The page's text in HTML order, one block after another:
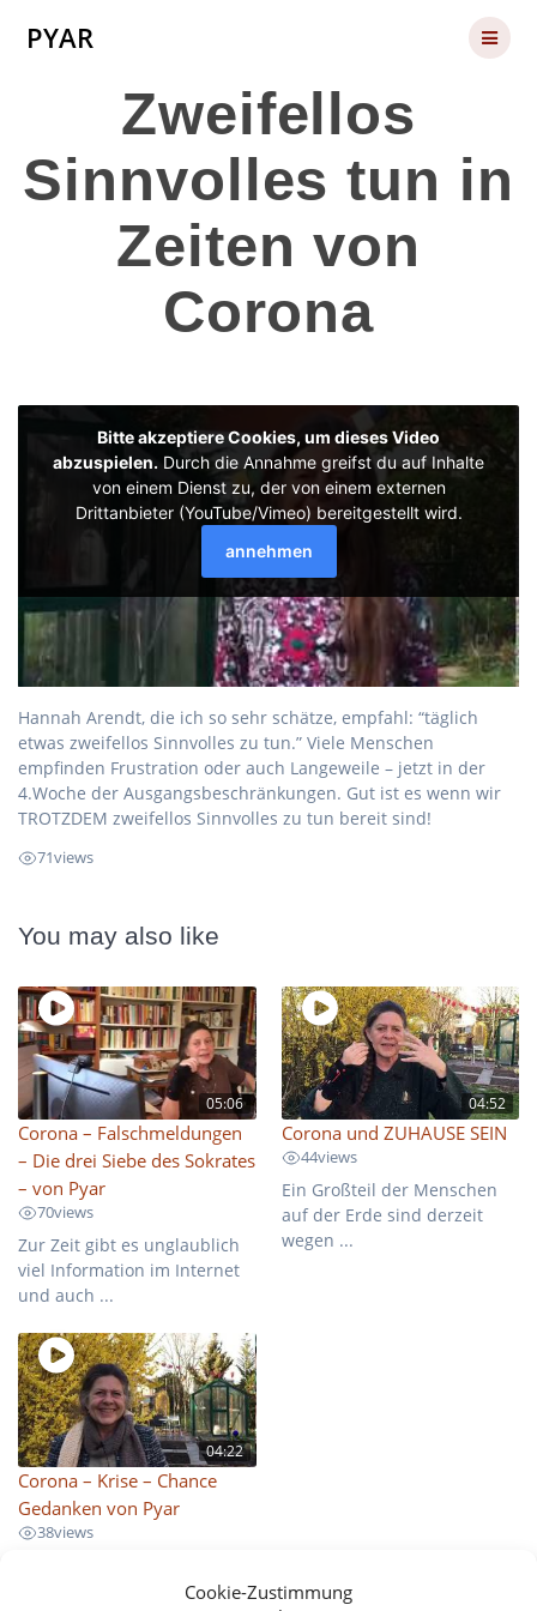
Cookie-Zustimmung
PYAR
Zweifellos
Sinnvolles tun in
Zeiten von
Corona
Hannah Arendt, die ich so sehr schätze, empfahl: “täglich
etwas zweifellos Sinnvolles zu tun.” Viele Menschen
empfinden Frustration oder auch Langeweile – jetzt in der
4.Woche der Ausgangsbeschränkungen. Gut ist es wenn wir
TROTZDEM zweifellos Sinnvolles zu tun bereit sind!
71views
You may also like
05:06
Corona – Falschmeldungen
– Die drei Siebe des Sokrates
– von Pyar
70views
Zur Zeit gibt es unglaublich
viel Information im Internet
und auch ...
04:52
Corona und ZUHAUSE SEIN
44views
Ein Großteil der Menschen
auf der Erde sind derzeit
wegen ...
04:22
Corona – Krise – Chance
Gedanken von Pyar
38views
Regelungen, die die Corona-